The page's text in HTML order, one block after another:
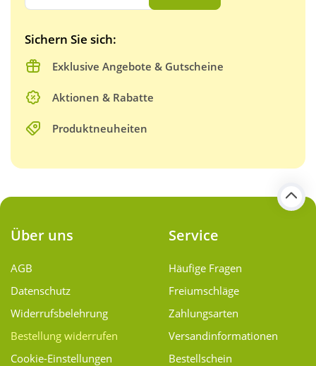
Sichern Sie sich:
Exklusive Angebote & Gutscheine
Aktionen & Rabatte
Produktneuheiten
Über uns
AGB
Datenschutz
Widerrufsbelehrung
Bestellung widerrufen
Cookie-Einstellungen
Service
Häufige Fragen
Freiumschläge
Zahlungsarten
Versand­informationen
Bestellschein